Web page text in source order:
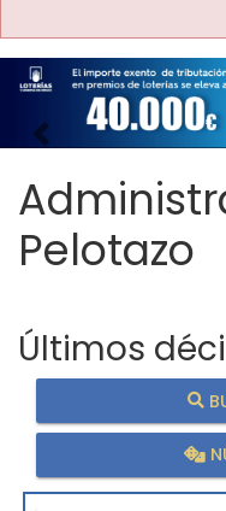
Imagen anterior
Pelotazo
Últimos